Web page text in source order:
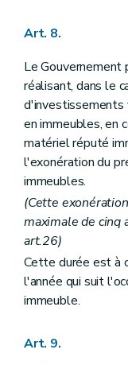
Art. 8.
Le Gouvernement
réalisant, dans le
d'investissements
en immeubles, en
matériel réputé
l'exonération du
immeubles.
(Cette
maximale de cinq
art.26)
Cette durée est à
l'année qui suit
immeuble.
Art. 9.